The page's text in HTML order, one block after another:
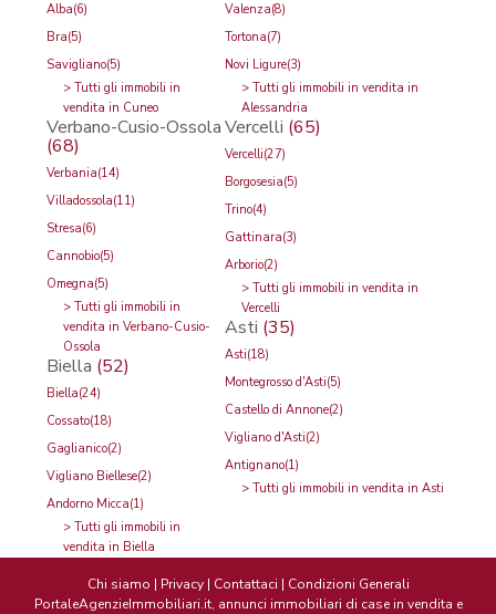
Alba(6)
Bra(5)
Savigliano(5)
> Tutti gli immobili in
vendita in Cuneo
Verbano-Cusio-Ossola
(68)
Verbania(14)
Villadossola(11)
Stresa(6)
Cannobio(5)
Omegna(5)
> Tutti gli immobili in
vendita in Verbano-Cusio-
Ossola
Biella (52)
Biella(24)
Cossato(18)
Gaglianico(2)
Vigliano Biellese(2)
Andorno Micca(1)
> Tutti gli immobili in
vendita in Biella
Valenza(8)
Tortona(7)
Novi Ligure(3)
> Tutti gli immobili in vendita in
Alessandria
Vercelli (65)
Vercelli(27)
Borgosesia(5)
Trino(4)
Gattinara(3)
Arborio(2)
> Tutti gli immobili in vendita in
Vercelli
Asti (35)
Asti(18)
Montegrosso d'Asti(5)
Castello di Annone(2)
Vigliano d'Asti(2)
Antignano(1)
> Tutti gli immobili in vendita in Asti
Chi siamo | Privacy| Contattaci | Condizioni Generali
PortaleAgenzieImmobiliari.it, annunci immobiliari di case in vendita e